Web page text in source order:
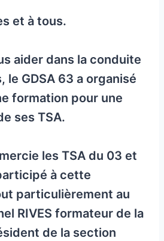
et à tous.
aider dans la conduite
le GDSA 63 a organisé
formation pour une
ses TSA.
les TSA du 03 et
à cette
particulièrement au
RIVES formateur de la
de la section